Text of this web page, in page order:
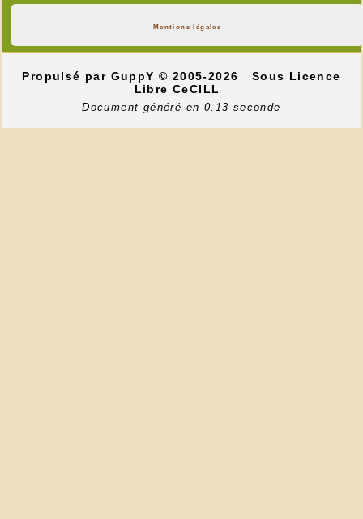
Mentions légales
Propulsé par GuppY© 2005-2026
Sous Licence
Libre CeCILL
Document généré en 0.13 seconde